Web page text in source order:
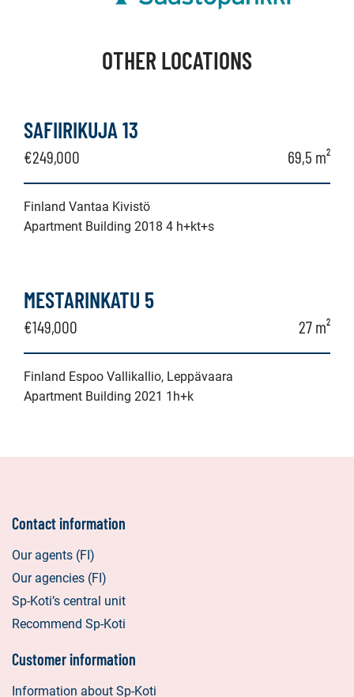
OTHER LOCATIONS
SAFIIRIKUJA 13
€249,000 69,5 m²
Finland Vantaa Kivistö
Apartment Building 2018 4 h+kt+s
MESTARINKATU 5
€149,000 27 m²
Finland Espoo Vallikallio, Leppävaara
Apartment Building 2021 1h+k
Contact information
Our agents (FI)
Our agencies (FI)
Sp-Koti’s central unit
Recommend Sp-Koti
Customer information
Information about Sp-Koti